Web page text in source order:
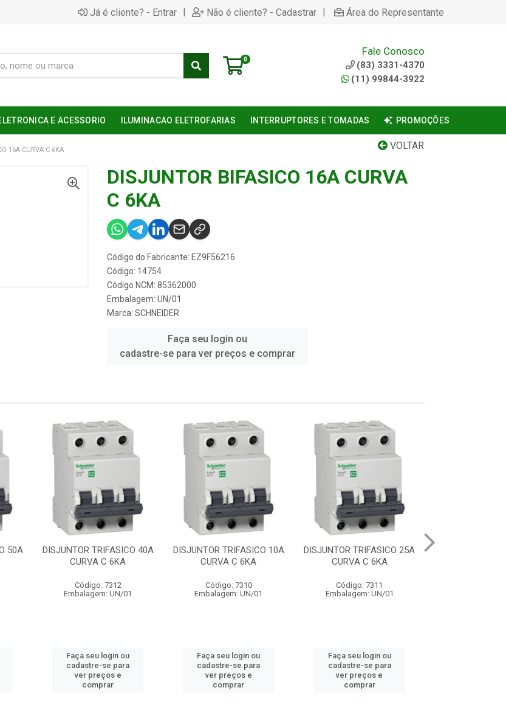
Já é cliente? - Entrar | Não é cliente? - Cadastrar | Área do Representante
0
Fale Conosco
(83) 3331-4370
(11) 99844-3922
E ACESSORIO ILUMINACAO ELETROFARIAS INTERRUPTORES E TOMADAS PROMOÇÕES
VOLTAR
16A CURVA C 6KA
DISJUNTOR BIFASICO 16A CURVA
C 6KA
Código do Fabricante: EZ9F56216
Código: 14754
Código NCM: 85362000
Embalagem: UN/01
Marca: SCHNEIDER
Faça seu login ou
cadastre-se para ver preços e comprar
50A
DISJUNTOR TRIFASICO 40A
CURVA C 6KA
Código: 7312
Embalagem: UN/01
Faça seu login ou
cadastre-se para
ver preços e
comprar
DISJUNTOR TRIFASICO 10A
CURVA C 6KA
Código: 7310
Embalagem: UN/01
Faça seu login ou
cadastre-se para
ver preços e
comprar
DISJUNTOR TRIFASICO 25A
CURVA C 6KA
Código: 7311
Embalagem: UN/01
Faça seu login ou
cadastre-se para
ver preços e
comprar